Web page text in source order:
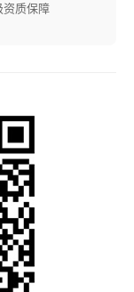
质保障